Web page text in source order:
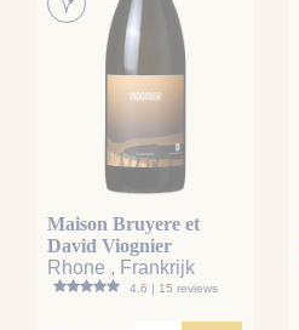
Maison Bruyere et
David Viognier
Rhone , Frankrijk
4.6 | 15 reviews